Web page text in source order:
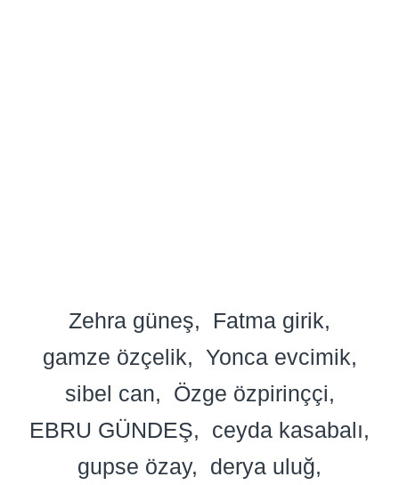
Zehra güneş
Fatma girik
gamze özçelik
Yonca evcimik
sibel can
Özge özpirinççi
EBRU GÜNDEŞ
ceyda kasabalı
gupse özay
derya uluğ